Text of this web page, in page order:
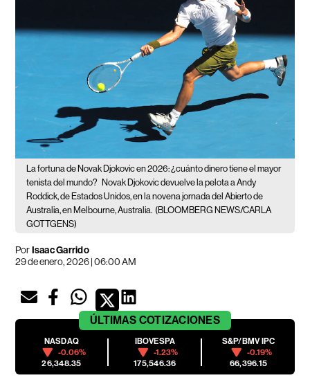
La fortuna de Novak Djokovic en 2026: ¿cuánto dinero tiene el mayor
tenista del mundo? Novak Djokovic devuelve la pelota a Andy
Roddick, de Estados Unidos, en la novena jornada del Abierto de
Australia, en Melbourne, Australia. (BLOOMBERG NEWS/CARLA
GOTTGENS)
PorIsaac Garrido
29 de enero, 2026 | 06:00 AM
ÚLTIMAS COTIZACIONES
NASDAQ
-0.06%
26,348.35
IBOVESPA
-1.23%
175,546.36
S&P/BMV IPC
-0.19%
66,396.15